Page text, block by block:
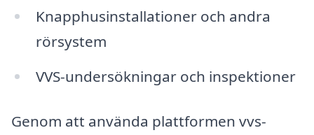
Knapphusinstallationer och andra
rörsystem
VVS-undersökningar och inspektioner
Genom att använda plattformen vvs-